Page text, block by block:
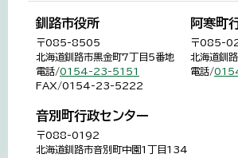
釧路市役所
〒085-8505
北海道釧路市黒金町7丁目5番地
電話/0154-23-5151
FAX/0154-23-5222
阿寒町
〒085-
北海道釧
電話/
音別町行政センター
〒088-0192
北海道釧路市音別町中園1丁目134